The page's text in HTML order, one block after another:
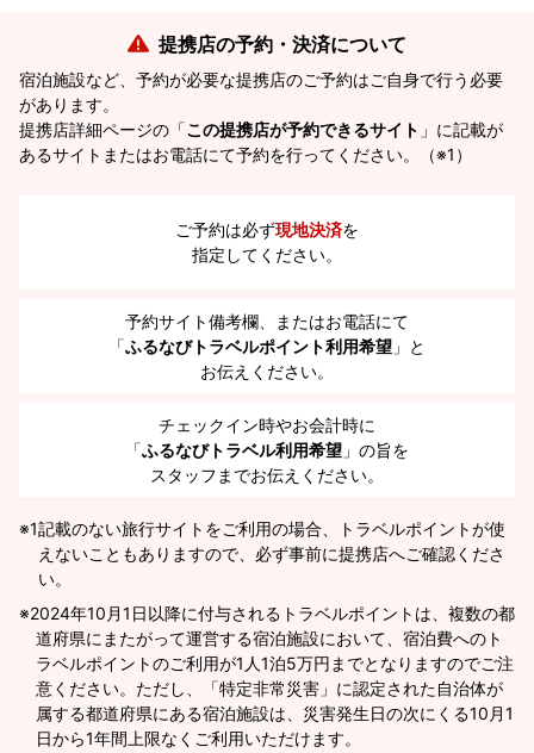
提携店の予約・決済について
宿泊施設など、予約が必要な提携店のご予約はご自身で行う必要
があります。
提携店詳細ページの「この提携店が予約できるサイト 」に記載が
あるサイトまたはお電話にて予約を行ってください。（※1）
ご予約は必ず現地決済を
指定してください。
予約サイト備考欄、またはお電話にて
「ふるなびトラベルポイント利用希望 」と
お伝えください。
チェックイン時やお会計時に
「ふるなびトラベル利用希望 」の旨を
スタッフまでお伝えください。
※1記載のない旅行サイトをご利用の場合、トラベルポイントが使
えないこともありますので、必ず事前に提携店へご確認くださ
い。
2024年10月1日以降に付与されるトラベルポイントは、複数の都
道府県にまたがって運営する宿泊施設において、宿泊費へのト
ラベルポイントのご利用が1人1泊5万円までとなりますのでご注
意ください。ただし、「特定非常災害」に認定された自治体が
属する都道府県にある宿泊施設は、災害発生日の次にくる10月1
日から1年間上限なくご利用いただけます。